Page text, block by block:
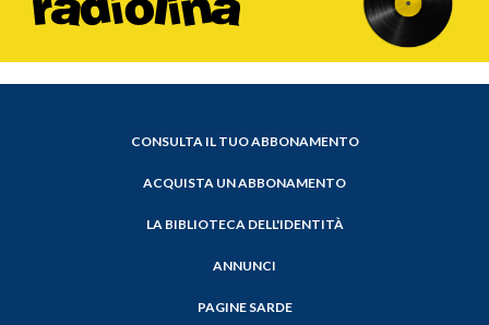
CONSULTA IL TUO ABBONAMENTO
ACQUISTA UN ABBONAMENTO
LA BIBLIOTECA DELL'IDENTITÀ
ANNUNCI
PAGINE SARDE